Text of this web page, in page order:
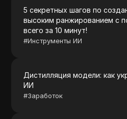
5 секретных шагов по
высоким ранжированием с
всего за 10 минут!
#Инструменты ИИ
Дистилляция модели: как
ИИ
#Заработок